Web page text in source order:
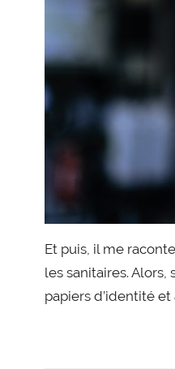
Et puis, il me
les sanitaires. Alors,
papiers d’identité